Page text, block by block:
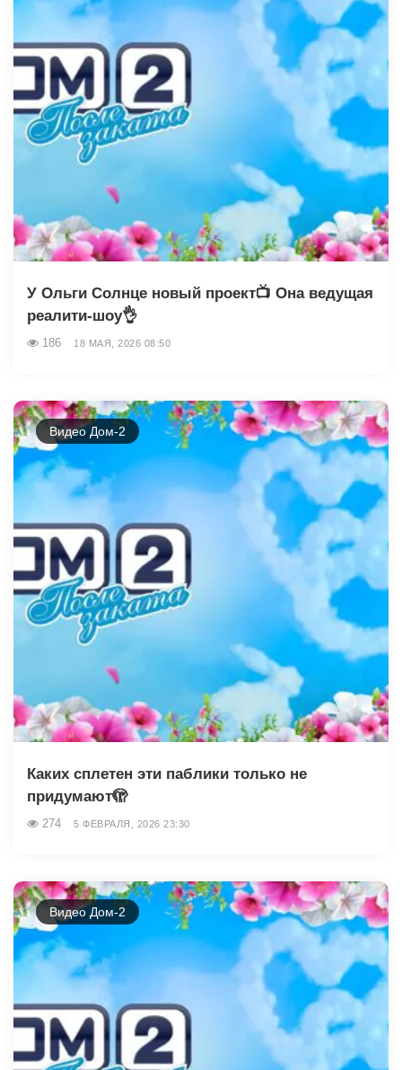
У Ольги Солнце новый проект📺 Она ведущая
реалити-шоу👌
186 18 МАЯ, 2026 08:50
Видео Дом-2
Каких сплетен эти паблики только не
придумают🫣
274 5 ФЕВРАЛЯ, 2026 23:30
Видео Дом-2